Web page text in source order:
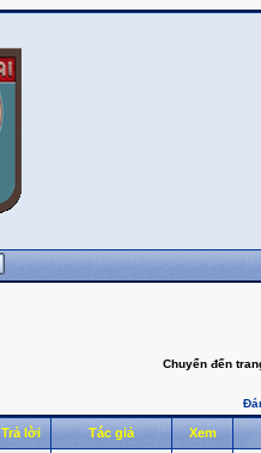
Chuyển đến
Trả lời Tác giả Xem